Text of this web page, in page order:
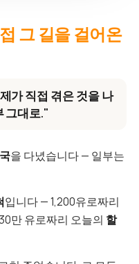
그 길을 걸어온
가 직접 겪은 것을 나
그대로."
을 다녔습니다 — 일부는
입니다 — 1,200유로짜리
만 유로짜리 오늘의 할